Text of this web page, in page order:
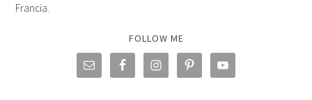
Francia.
FOLLOW ME